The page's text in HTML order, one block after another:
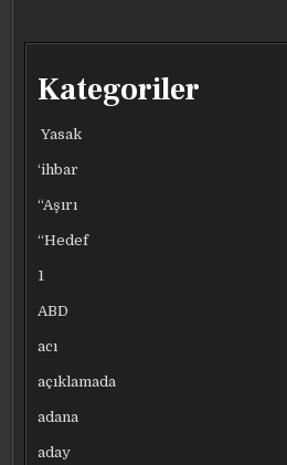
KANADA KANADA KANADA
Kategoriler
Yasak
‘ihbar
“Aşırı
“Hedef
1
ABD
acı
açıklamada
adana
aday